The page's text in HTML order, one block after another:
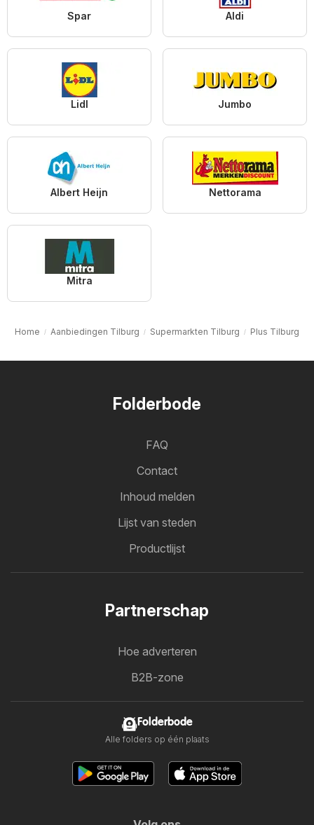
Spar Aldi
Lidl Jumbo
Albert Heijn Nettorama
Mitra
Home Aanbiedingen Tilburg Supermarkten Tilburg Plus Tilburg
Folderbode
FAQ
Contact
Inhoud melden
Lijst van steden
Productlijst
Partnerschap
Hoe adverteren
B2B-zone
Folderbode
Alle folders op één plaats